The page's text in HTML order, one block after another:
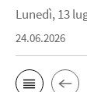
Lunedì, 13
24.06.2026